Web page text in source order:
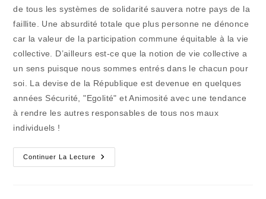
de tous les systèmes de solidarité sauvera notre pays de la
faillite. Une absurdité totale que plus personne ne dénonce
car la valeur de la participation commune équitable à la vie
collective. D’ailleurs est-ce que la notion de vie collective a
un sens puisque nous sommes entrés dans le chacun pour
soi. La devise de la République est devenue en quelques
années Sécurité, "Egolité" et Animosité avec une tendance
à rendre les autres responsables de tous nos maux
individuels !
Continuer La Lecture
Les
Dérives